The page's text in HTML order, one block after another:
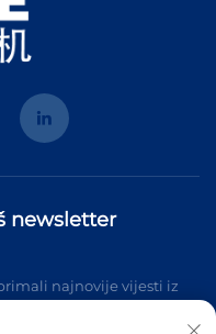
newsletter
najnovije vijesti iz